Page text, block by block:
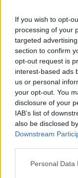
If you wish to opt-
processing of your
targeted
section to confirm
opt-out request is
interest-based ads
us or personal
your opt-out. You
disclosure of your
IAB’s list of
also be disclosed
Downstream
Personal Data
migraine. Werkt
dagen, tweemaal
Geen
tegenstelling tot
je compleet
geef mening
Maxalt
29-01-2012 | Vrouw
Migraine